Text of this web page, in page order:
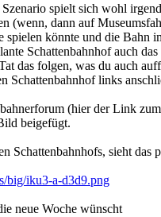
spielt sich wohl
(wenn, dann auf
spielen könnte und die
Schattenbahnhof auch
das folgen, was du auch
links
(hier der Link
beigefügt.
Schattenbahnhofs, sieht das
neue Woche wünscht